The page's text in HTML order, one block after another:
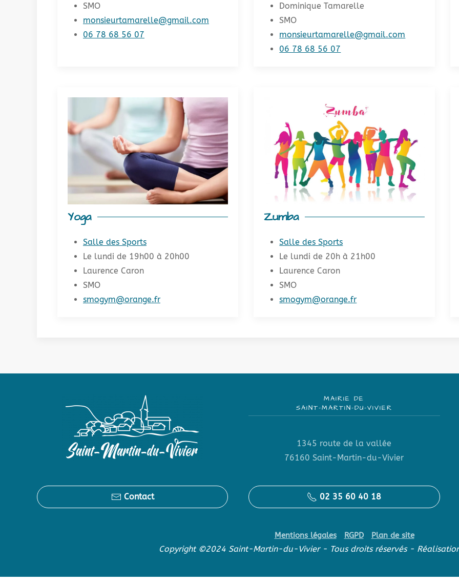
SMO
monsieurtamarelle@gmail.com
06 78 68 56 07
Dominique Tamarelle
SMO
monsieurtamarelle@gmail.com
06 78 68 56 07
Yoga
Salle des Sports
Le lundi de 19h00 à 20h00
Laurence Caron
SMO
smogym@orange.fr
Zumba
Salle des Sports
Le lundi de 20h à 21h00
Laurence Caron
SMO
smogym@orange.fr
MAIRIE DE
SAINT-MARTIN-DU-VIVIER
1345 route de la vallée
76160 Saint-Martin-du-Vivier
Contact 02 35 60 40 18
Mentions légales RGPD Plan de site
Copyright ©2024 Saint-Martin-du-Vivier - Tous droits réservés -